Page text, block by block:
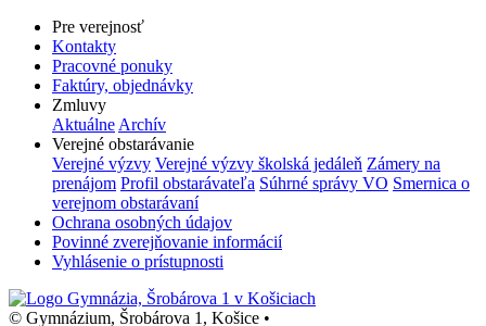
Pre verejnosť
Kontakty
Pracovné ponuky
Faktúry, objednávky
Zmluvy
Aktuálne Archív
Verejné obstarávanie
Verejné výzvy Verejné výzvy školská jedáleň Zámery na
prenájom Profil obstarávateľa Súhrné správy VO Smernica o
verejnom obstarávaní
Ochrana osobných údajov
Povinné zverejňovanie informácií
Vyhlásenie o prístupnosti
© Gymnázium, Šrobárova 1, Košice •